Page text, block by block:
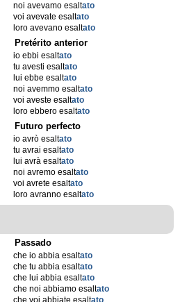
noi avevamo esaltato
voi avevate esaltato
loro avevano esaltato
Pretérito anterior
io ebbi esaltato
tu avesti esaltato
lui ebbe esaltato
noi avemmo esaltato
voi aveste esaltato
loro ebbero esaltato
Futuro perfecto
io avrò esaltato
tu avrai esaltato
lui avrà esaltato
noi avremo esaltato
voi avrete esaltato
loro avranno esaltato
Passado
che io abbia esaltato
che tu abbia esaltato
che lui abbia esaltato
che noi abbiamo esaltato
che voi abbiate esaltato